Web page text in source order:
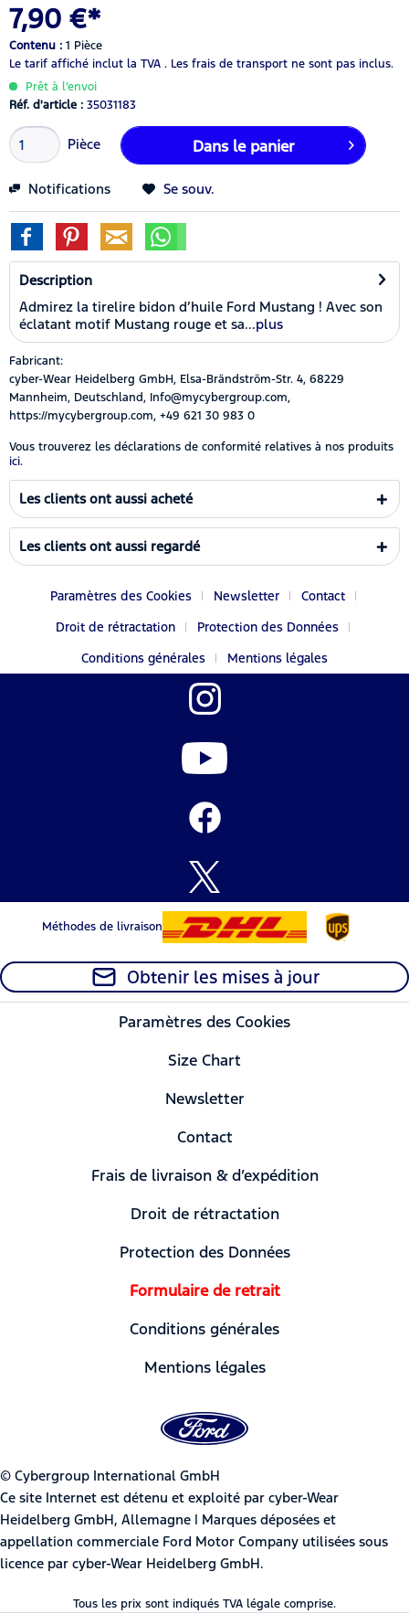
7,90 €*
Contenu : 1 Pièce
Le tarif affiché inclut la TVA . Les frais de transport ne sont pas inclus.
Prêt à l’envoi
Réf. d'article : 35031183
Pièce Dans le panier
Notifications Se souv.
Description
Admirez la tirelire bidon d’huile Ford Mustang ! Avec son
éclatant motif Mustang rouge et sa...plus
Fabricant:
cyber-Wear Heidelberg GmbH, Elsa-Brändström-Str. 4, 68229
Mannheim, Deutschland, Info@mycybergroup.com,
https://mycybergroup.com, +49 621 30 983 0
Vous trouverez les déclarations de conformité relatives à nos produits
ici.
Les clients ont aussi acheté
Les clients ont aussi regardé
Paramètres des Cookies Newsletter
Contact
Droit de rétractation
Protection des Données
Conditions générales
Mentions légales
Méthodes de livraison
Obtenir les mises à jour
Paramètres des Cookies
Size Chart
Newsletter
Contact
Frais de livraison & d’expédition
Droit de rétractation
Protection des Données
Formulaire de retrait
Conditions générales
Mentions légales
© Cybergroup International GmbH
Ce site Internet est détenu et exploité par cyber-Wear
Heidelberg GmbH, Allemagne | Marques déposées et
appellation commerciale Ford Motor Company utilisées sous
licence par cyber-Wear Heidelberg GmbH.
Tous les prix sont indiqués TVA légale comprise.